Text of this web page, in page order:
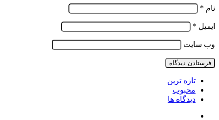
نام *
ایمیل *
وب‌ سایت
تازه ترین
محبوب
دیدگاه ها